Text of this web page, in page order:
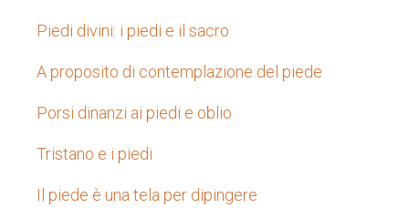
Piedi divini: i piedi e il sacro
A proposito di contemplazione del piede
Porsi dinanzi ai piedi e oblio
Tristano e i piedi
Il piede è una tela per dipingere